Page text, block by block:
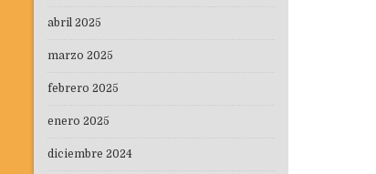
abril 2025
marzo 2025
febrero 2025
enero 2025
diciembre 2024